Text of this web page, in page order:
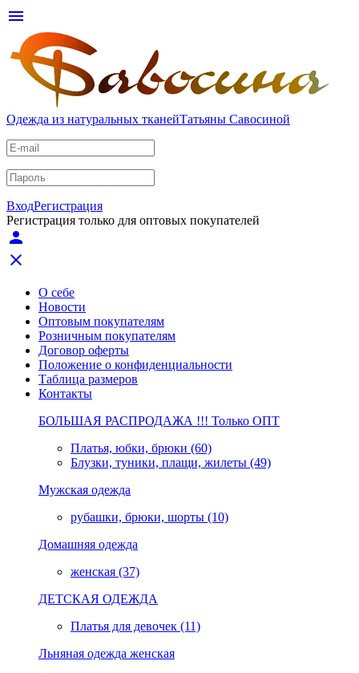
menu
Одежда из натуральных тканейТатьяны Савосиной
ВходРегистрация
Регистрация только для оптовых покупателей
person
close
О себе
Новости
Оптовым покупателям
Розничным покупателям
Договор оферты
Положение о конфиденциальности
Таблица размеров
Контакты
БОЛЬШАЯ РАСПРОДАЖА !!! Только ОПТ
Платья, юбки, брюки (60)
Блузки, туники, плащи, жилеты (49)
Мужская одежда
рубашки, брюки, шорты (10)
Домашняя одежда
женская (37)
ДЕТСКАЯ ОДЕЖДА
Платья для девочек (11)
Льняная одежда женская